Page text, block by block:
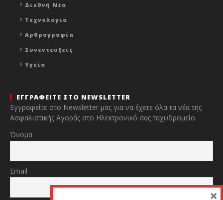
Διεθνή Νέα
Τεχνολογια
Αρθρογραφία
Συνεντεύξεις
Υγεία
ΕΓΓΡΑΦΕΙΤΕ ΣΤΟ NEWSLETTER
Εγγραφείτε στο Newsletter μας για να έχετε όλα τα νέα της
Ασφαλιστικής Αγοράς στο Ηλεκτρονικό σας ταχυδρομείο.
Όνομα
Email
×